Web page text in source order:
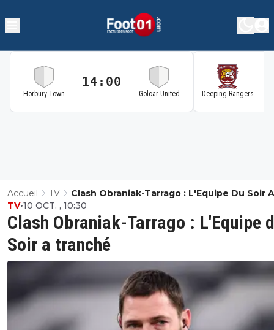
Horbury Town
14:00
Golcar United Deeping Rangers
Accueil TV
Clash Obraniak-Tarrago : L'Equipe Du Soir
Tranché
Clash Obraniak-Tarrago : L'Equipe
Soir a tranché
TV•10 OCT. , 10:30